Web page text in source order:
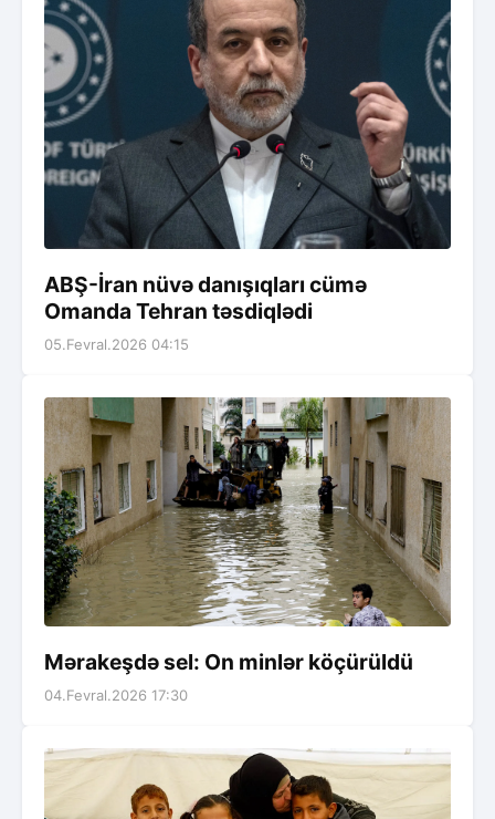
ABŞ-İran nüvə danışıqları cümə
Omanda Tehran təsdiqlədi
05.Fevral.2026 04:15
Mərakeşdə sel: On minlər köçürüldü
04.Fevral.2026 17:30